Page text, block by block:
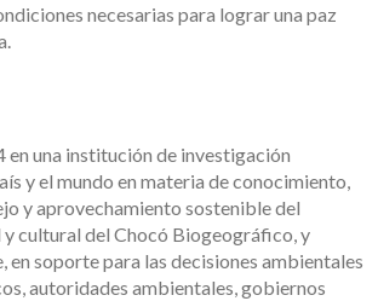
necesarias para lograr una paz
en una institución de investigación
y el mundo en materia de conocimiento,
y aprovechamiento sostenible del
cultural del Chocó Biogeográfico, y
en soporte para las decisiones ambientales
autoridades ambientales, gobiernos